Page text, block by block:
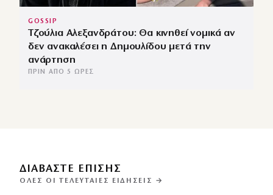
GOSSIP
Τζούλια Αλεξανδράτου: Θα κινηθεί νομικά αν
δεν ανακαλέσει η Δημουλίδου μετά την
ανάρτηση
ΠΡΙΝ ΑΠΌ 5 ΏΡΕΣ
ΔΙΑΒΑΣΤΕ ΕΠΙΣΗΣ
ΌΛΕΣ ΟΙ ΤΕΛΕΥΤΑΊΕΣ ΕΙΔΉΣΕΙΣ →